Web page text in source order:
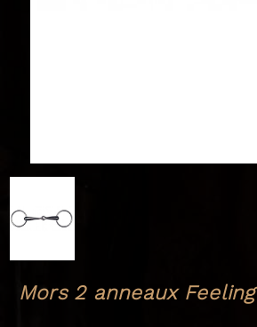
Mors 2 anneaux Feeling